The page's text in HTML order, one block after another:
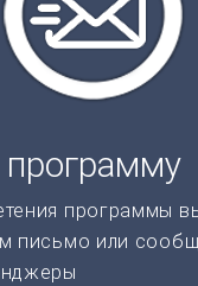
программу
программы
письмо или